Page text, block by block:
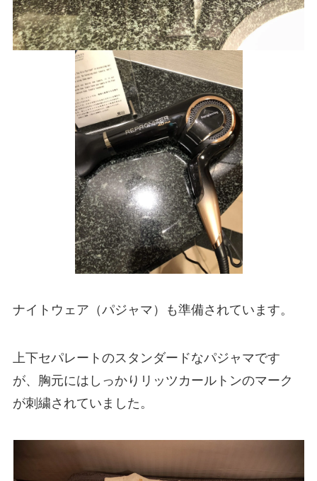
ナイトウェア（パジャマ）も準備されています。
上下セパレートのスタンダードなパジャマです
が、胸元にはしっかりリッツカールトンのマーク
が刺繍されていました。